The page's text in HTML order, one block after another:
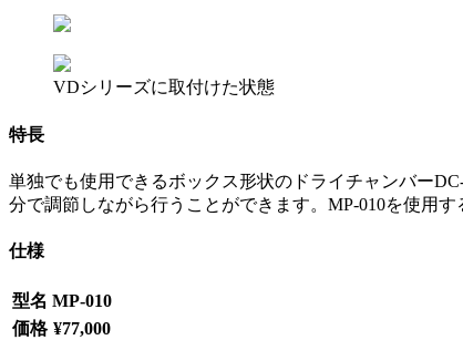
VDシリーズに取付けた状態
特長
単独でも使用できるボックス形状のドライチャンバー
分で調節しながら行うことができます。MP-010を使用
仕様
型名 MP-010
価格 ¥77,000